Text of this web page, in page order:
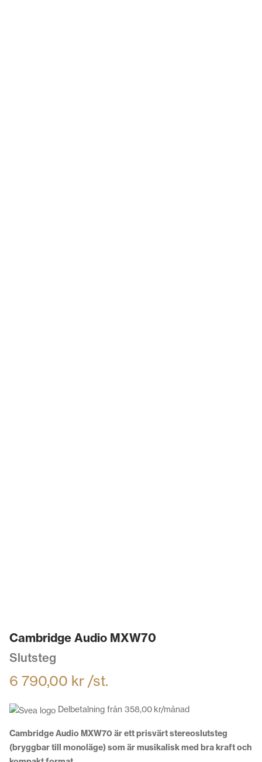
Cambridge Audio MXW70
Slutsteg
6 790,00 kr /st.
Delbetalning från 358,00 kr/månad
Cambridge Audio MXW70 är ett prisvärt stereoslutsteg
(bryggbar till monoläge) som är musikalisk med bra kraft och